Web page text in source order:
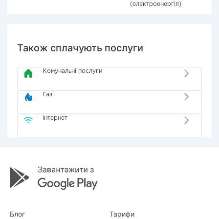
(електроенергія)
Також сплачують послуги
Комунальні послуги
Газ
Інтернет
Блог Тарифи